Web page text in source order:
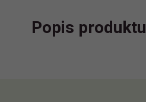
Popis produktu